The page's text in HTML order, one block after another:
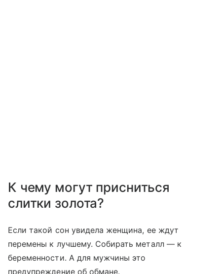
К чему могут присниться
слитки золота?
Если такой сон увидела женщина, ее ждут
перемены к лучшему. Собирать металл — к
беременности. А для мужчины это
предупреждение об обмане.